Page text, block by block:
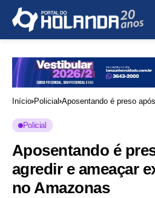
Início Policial Aposentando é preso
Policial
Aposentando é
agredir e ameaçar
no Amazonas